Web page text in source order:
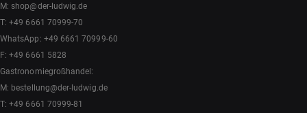
M:shop@der-ludwig.de
T:+49 6661 70999-70
WhatsApp: +49 6661 70999-60
F: +49 6661 5828
Gastronomiegroßhandel:
M: bestellung@der-ludwig.de
T:+49 6661 70999-81